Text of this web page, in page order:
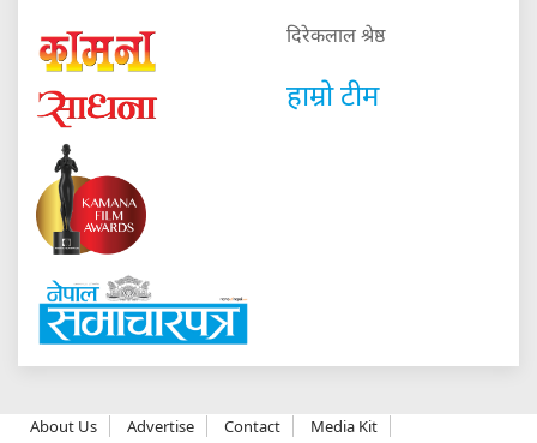
दिरेकलाल श्रेष्ठ
हाम्रो टीम
About Us Advertise Contact Media Kit